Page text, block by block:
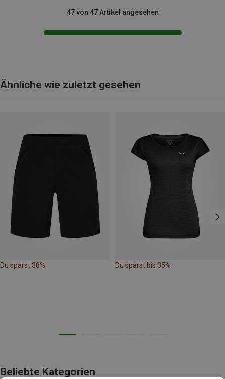
47 von 47 Artikel angesehen
Ähnliche wie zuletzt gesehen
Du sparst 38% Du sparst bis 35%
Beliebte Kategorien